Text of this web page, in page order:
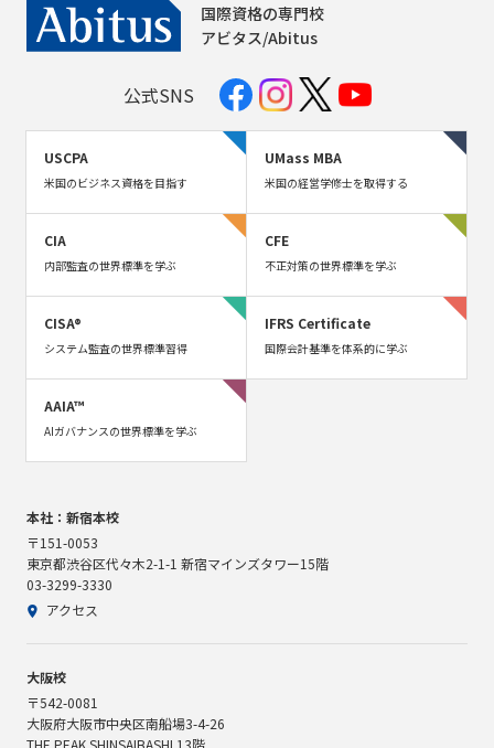
国際資格の専門校
アビタス/Abitus
公式SNS
USCPA
米国のビジネス資格を目指す
UMass MBA
米国の経営学修士を取得する
CIA
内部監査の世界標準を学ぶ
CFE
不正対策の世界標準を学ぶ
CISA®
システム監査の世界標準習得
IFRS Certificate
国際会計基準を体系的に学ぶ
AAIA™
AIガバナンスの世界標準を学ぶ
本社：新宿本校
〒151-0053
東京都渋谷区代々木2-1-1 新宿マインズタワー15階
03-3299-3330
アクセス
大阪校
〒542-0081
大阪府大阪市中央区南船場3-4-26
THE PEAK SHINSAIBASHI 13階